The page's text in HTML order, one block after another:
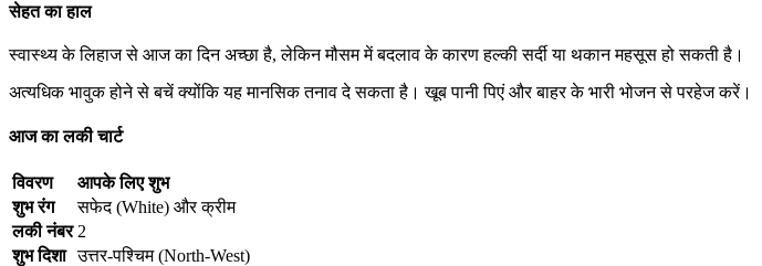
सेहत का हाल
स्वास्थ्य के लिहाज से आज का दिन अच्छा है, लेकिन मौसम में बदलाव के कारण हल्की सर्दी या थकान महसूस हो सकती है।
अत्यधिक भावुक होने से बचें क्योंकि यह मानसिक तनाव दे सकता है। खूब पानी पिएं और बाहर के भारी भोजन से परहेज करें।
आज का लकी चार्ट
विवरण
आपके लिए शुभ
शुभ रंग
सफेद (White) और क्रीम
लकी नंबर 2
शुभ दिशा उत्तर-पश्चिम (North-West)